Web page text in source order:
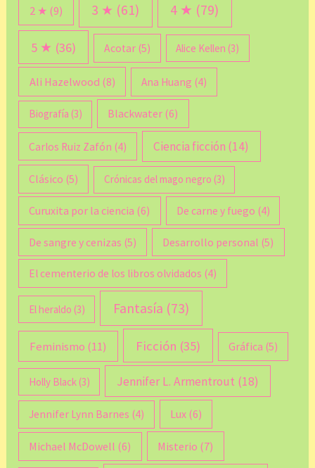
2 ★ (9) 3 ★ (61) 4 ★ (79)
5 ★ (36) Acotar(5) Alice Kellen (3)
Ali Hazelwood (8) Ana Huang (4)
Biografía (3) Blackwater (6)
Carlos Ruiz Zafón (4) Ciencia ficción (14)
Clásico (5) Crónicas del mago negro (3)
Curuxita por la ciencia (6) De carne y fuego (4)
De sangre y cenizas (5) Desarrollo personal (5)
El cementerio de los libros olvidados (4)
El heraldo (3) Fantasía (73)
Feminismo (11) Ficción (35) Gráfica (5)
Holly Black(3) Jennifer L. Armentrout (18)
Jennifer Lynn Barnes (4) Lux (6)
Michael McDowell (6) Misterio (7)